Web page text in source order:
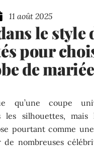
11 août 2025
le style
pour
de mariée
qu’une coupe
les silhouettes, mais
pourtant comme
nombreuses